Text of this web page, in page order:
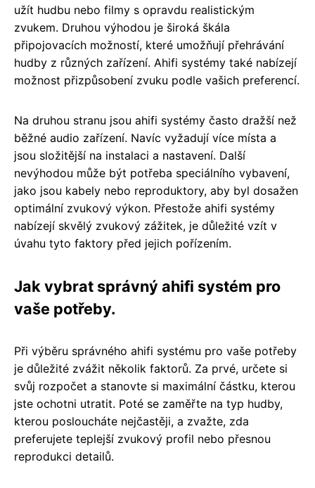
užít hudbu nebo filmy s opravdu realistickým
zvukem. Druhou výhodou je široká škála
připojovacích možností, které umožňují přehrávání
hudby z různých zařízení. Ahifi systémy také nabízejí
možnost přizpůsobení zvuku podle vašich preferencí.
Na druhou stranu jsou ahifi systémy často dražší než
běžné audio zařízení. Navíc vyžadují více místa a
jsou složitější na instalaci a nastavení. Další
nevýhodou může být potřeba speciálního vybavení,
jako jsou kabely nebo reproduktory, aby byl dosažen
optimální zvukový výkon. Přestože ahifi systémy
nabízejí skvělý zvukový zážitek, je důležité vzít v
úvahu tyto faktory před jejich pořízením.
Jak vybrat správný ahifi systém pro
vaše potřeby.
Při výběru správného ahifi systému pro vaše potřeby
je důležité zvážit několik faktorů. Za prvé, určete si
svůj rozpočet a stanovte si maximální částku, kterou
jste ochotni utratit. Poté se zaměřte na typ hudby,
kterou posloucháte nejčastěji, a zvažte, zda
preferujete teplejší zvukový profil nebo přesnou
reprodukci detailů.